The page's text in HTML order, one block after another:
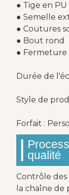
● Tige en PU
● Semelle
● Coutures
● Bout rond
● Fermeture
Durée de
Style de
Forfait :
qualité
Contrôle des
la chaîne de